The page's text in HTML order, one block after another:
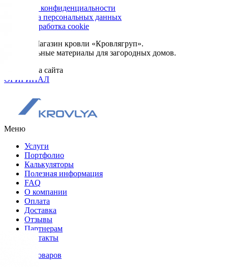
Политика конфиденциальности
Обработка персональных данных
Сбор и обработка cookie
© 2026. Магазин кровли «Кровлягруп».
Строительные материалы для загородных домов.
Разработка сайта
ОРИГИНАЛ
Меню
Услуги
Портфолио
Калькуляторы
Полезная информация
FAQ
О компании
Оплата
Доставка
Отзывы
Партнерам
Контакты
Каталог товаров